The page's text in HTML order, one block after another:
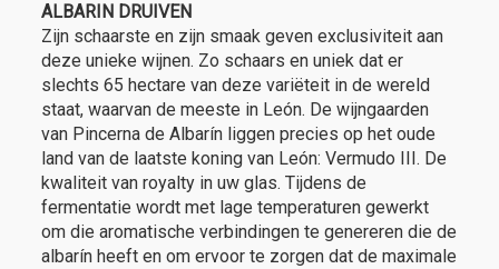
ALBARIN DRUIVEN
Zijn schaarste en zijn smaak geven exclusiviteit aan
deze unieke wijnen. Zo schaars en uniek dat er
slechts 65 hectare van deze variëteit in de wereld
staat, waarvan de meeste in León. De wijngaarden
van Pincerna de Albarín liggen precies op het oude
land van de laatste koning van León: Vermudo III. De
kwaliteit van royalty in uw glas. Tijdens de
fermentatie wordt met lage temperaturen gewerkt
om die aromatische verbindingen te genereren die de
albarín heeft en om ervoor te zorgen dat de maximale